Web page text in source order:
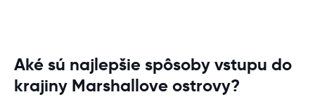
Aké sú najlepšie spôsoby vstupu do
krajiny Marshallove ostrovy?